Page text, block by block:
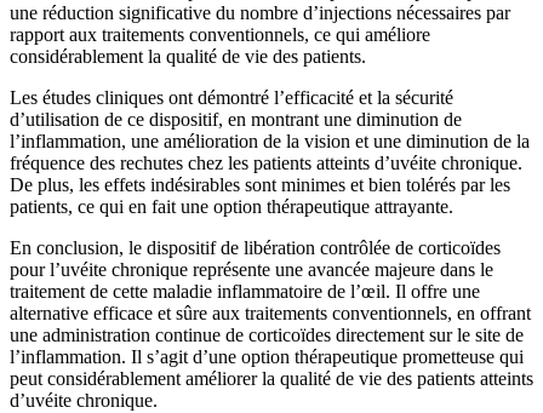
une réduction significative du nombre d’injections nécessaires par
rapport aux traitements conventionnels, ce qui améliore
considérablement la qualité de vie des patients.
Les études cliniques ont démontré l’efficacité et la sécurité
d’utilisation de ce dispositif, en montrant une diminution de
l’inflammation, une amélioration de la vision et une diminution de la
fréquence des rechutes chez les patients atteints d’uvéite chronique.
De plus, les effets indésirables sont minimes et bien tolérés par les
patients, ce qui en fait une option thérapeutique attrayante.
En conclusion, le dispositif de libération contrôlée de corticoïdes
pour l’uvéite chronique représente une avancée majeure dans le
traitement de cette maladie inflammatoire de l’œil. Il offre une
alternative efficace et sûre aux traitements conventionnels, en offrant
une administration continue de corticoïdes directement sur le site de
l’inflammation. Il s’agit d’une option thérapeutique prometteuse qui
peut considérablement améliorer la qualité de vie des patients atteints
d’uvéite chronique.